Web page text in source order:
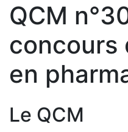
QCM
concours
en
Le QCM